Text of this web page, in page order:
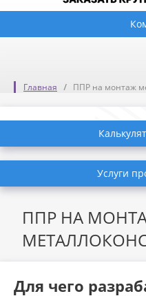
Главная ППР на монтаж
Услуги
ППР НА
Для чего